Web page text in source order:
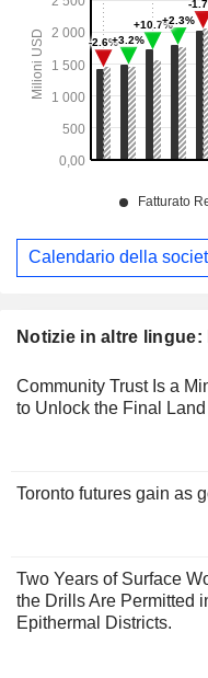
Notizie in altre
Community Trust Is a
to Unlock the Final
Toronto futures gain as
Two Years of Surface
the Drills Are Permitted
Epithermal Districts.
Calendario della